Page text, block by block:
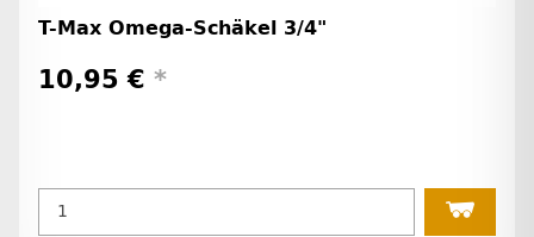
T-Max Omega-Schäkel 3/4"
10,95 € *